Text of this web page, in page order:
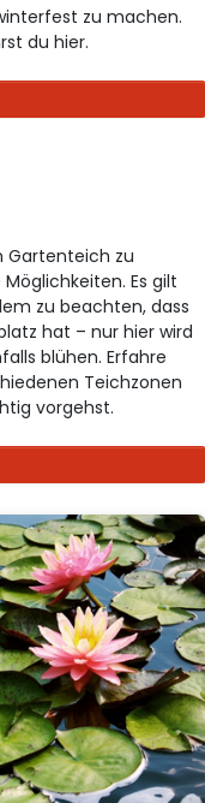
zu machen.
du hier.
Gartenteich zu
Es gilt
zu beachten, dass
hat – nur hier wird
blühen. Erfahre
Teichzonen
vorgehst.